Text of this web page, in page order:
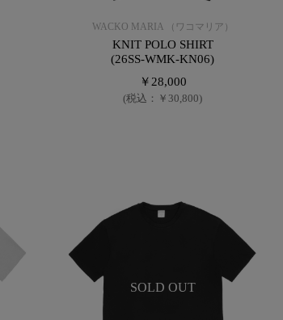
WACKO MARIA （ワコマリア）
KNIT POLO SHIRT
(26SS-WMK-KN06)
￥28,000
(税込：￥30,800)
SOLD OUT